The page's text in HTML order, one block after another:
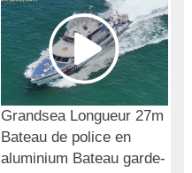
Grandsea Longueur 27m
Bateau de police en
aluminium Bateau garde-